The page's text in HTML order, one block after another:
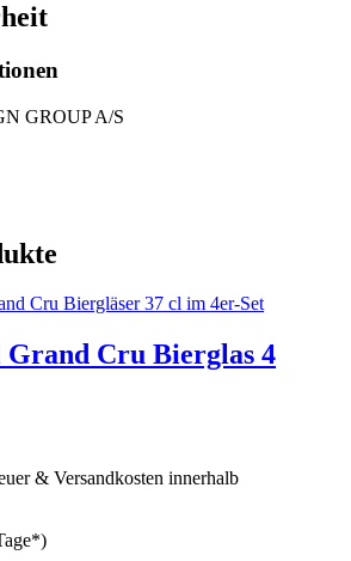
GROUP A/S
Grand Cru Bierglas 4
& Versandkosten innerhalb